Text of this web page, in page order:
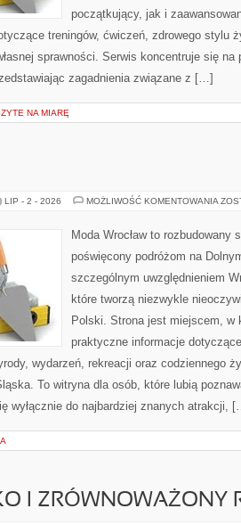
początkujący, jak i
treningów, ćwiczeń, zdrowego stylu
sprawności. Serwis koncentruje się na
zagadnienia związane z […]
NA MIARĘ
LIP - 2 - 2026 MOŻLIWOŚĆ KOMENTOWANIA
Moda Wrocław to rozbudowany
poświęcony podróżom na
szczególnym uwzględnieniem
które tworzą niezwykle
Polski. Strona jest miejscem, w
praktyczne informacje
wydarzeń, rekreacji oraz codziennego
To witryna dla osób, które lubią
wyłącznie do najbardziej znanych atrakcji,
I ZRÓWNOWAŻONY